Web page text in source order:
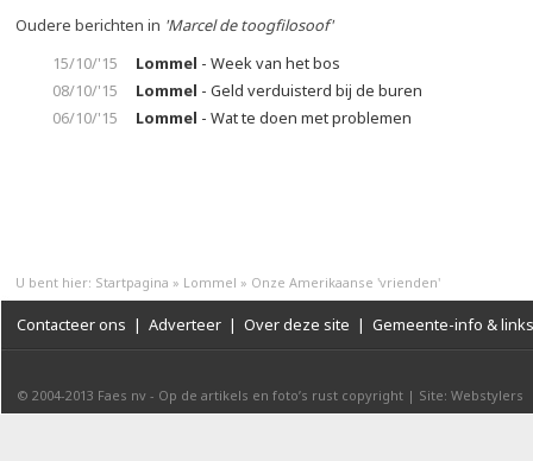
Oudere berichten in 'Marcel de toogfilosoof'
15/10/'15
Lommel - Week van het bos
08/10/'15
Lommel - Geld verduisterd bij de buren
06/10/'15
Lommel - Wat te doen met problemen
U bent hier: Startpagina » Lommel » Onze Amerikaanse 'vrienden'
Contacteer ons | Adverteer | Over deze site | Gemeente-info & links
© 2004-2013 Faes nv - Op de artikels en foto’s rust copyright | Site: Webstylers